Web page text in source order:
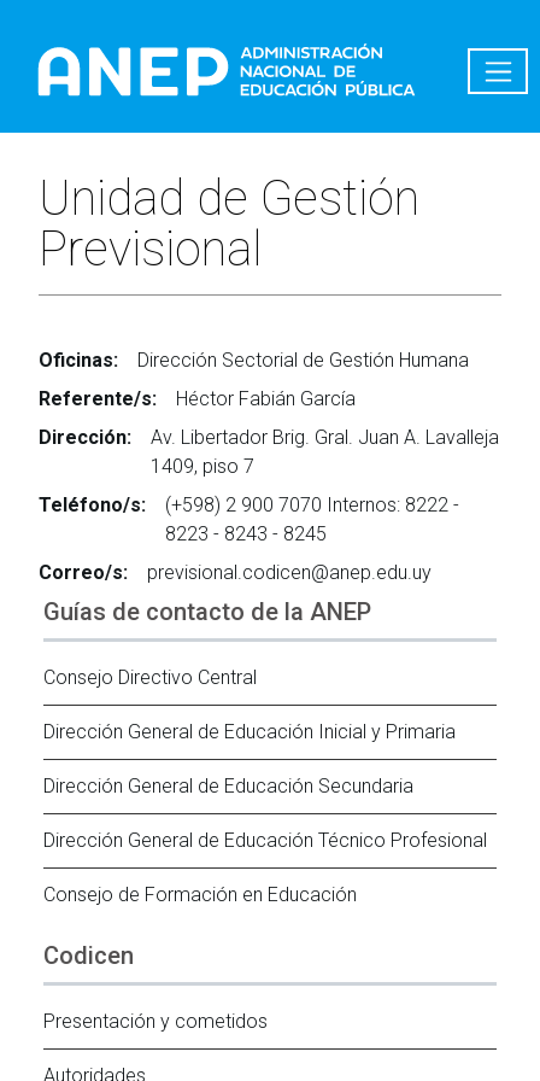
Unidad de Gestión
Previsional
Oficinas:
Dirección Sectorial de Gestión Humana
Referente/s:
Héctor Fabián García
Dirección:
Av. Libertador Brig. Gral. Juan A. Lavalleja
1409, piso 7
Teléfono/s:
(+598) 2 900 7070 Internos: 8222 -
8223 - 8243 - 8245
Correo/s:
previsional.codicen@anep.edu.uy
Guías de contacto de la ANEP
Consejo Directivo Central
Dirección General de Educación Inicial y Primaria
Dirección General de Educación Secundaria
Dirección General de Educación Técnico Profesional
Consejo de Formación en Educación
Codicen
Presentación y cometidos
Autoridades